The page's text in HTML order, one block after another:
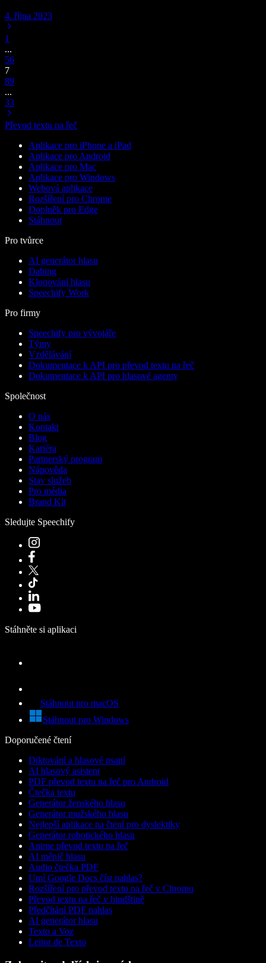
4. října 2023
1
...
56
7
89
...
33
Převod textu na řeč
Aplikace pro iPhone a iPad
Aplikace pro Android
Aplikace pro Mac
Aplikace pro Windows
Webová aplikace
Rozšíření pro Chrome
Doplněk pro Edge
Stáhnout
Pro tvůrce
AI generátor hlasu
Dabing
Klonování hlasu
Speechify Work
Pro firmy
Speechify pro vývojáře
Týmy
Vzdělávání
Dokumentace k API pro převod textu na řeč
Dokumentace k API pro hlasové agenty
Společnost
O nás
Kontakt
Blog
Kariéra
Partnerský program
Nápověda
Stav služeb
Pro média
Brand Kit
Sledujte Speechify
Stáhněte si aplikaci
Stáhnout pro macOS
Stáhnout pro Windows
Doporučené čtení
Diktování a hlasové psaní
AI hlasový asistent
PDF převod textu na řeč pro Android
Čtečka textu
Generátor ženského hlasu
Generátor mužského hlasu
Nejlepší aplikace na čtení pro dyslektiky
Generátor robotického hlasu
Anime převod textu na řeč
AI měnič hlasu
Audio čtečka PDF
Umí Google Docs číst nahlas?
Rozšíření pro převod textu na řeč v Chromu
Převod textu na řeč v hindštině
Předčítání PDF nahlas
AI generátor hlasu
Texto a Voz
Leitor de Texto